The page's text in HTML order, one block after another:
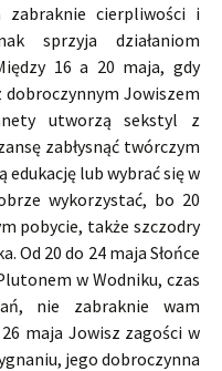
zabraknie cierpliwości i
sprzyja działaniom
16 a 20 maja, gdy
dobroczynnym Jowiszem
utworzą sekstyl z
zabłysnąć twórczym
lub wybrać się w
wykorzystać, bo 20
pobycie, także szczodry
Od 20 do 24 maja Słońce
w Wodniku, czas
nie zabraknie wam
maja Jowisz zagości w
jego dobroczynna